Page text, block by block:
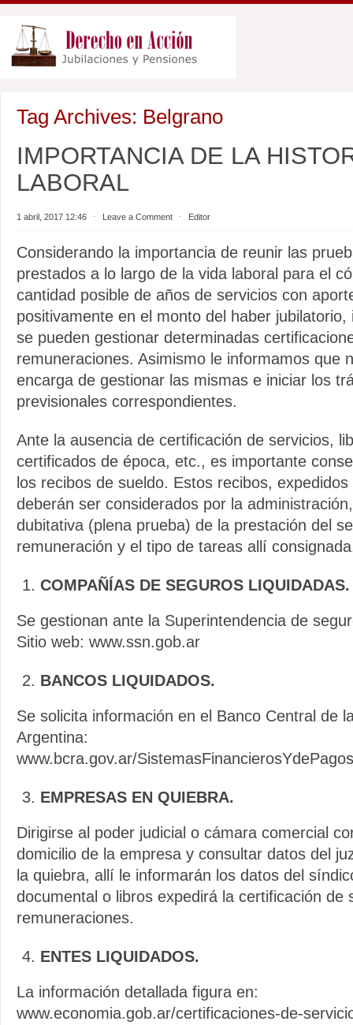
Tag Archives: Belgrano
IMPORTANCIA DE LA
LABORAL
1 abril, 2017 12:46 ⋅ Leave a Comment ⋅ Editor
Considerando la importancia de reunir las
prestados a lo largo de la vida laboral para el
cantidad posible de años de servicios con
positivamente en el monto del haber
se pueden gestionar determinadas
remuneraciones. Asimismo le informamos que
encarga de gestionar las mismas e iniciar los
previsionales correspondientes.
Ante la ausencia de certificación de servicios,
certificados de época, etc., es importante
los recibos de sueldo. Estos recibos,
deberán ser considerados por la
dubitativa (plena prueba) de la prestación del
remuneración y el tipo de tareas allí
COMPAÑÍAS DE SEGUROS LIQUIDADAS.
Se gestionan ante la Superintendencia de
Sitio web: www.ssn.gob.ar
BANCOS LIQUIDADOS.
Se solicita información en el Banco Central de
Argentina:
www.bcra.gov.ar/
EMPRESAS EN QUIEBRA.
Dirigirse al poder judicial o cámara comercial
domicilio de la empresa y consultar datos del
la quiebra, allí le informarán los datos del
documental o libros expedirá la certificación de
remuneraciones.
ENTES LIQUIDADOS.
La información detallada figura en:
www.economia.gob.ar/certificaciones-de-